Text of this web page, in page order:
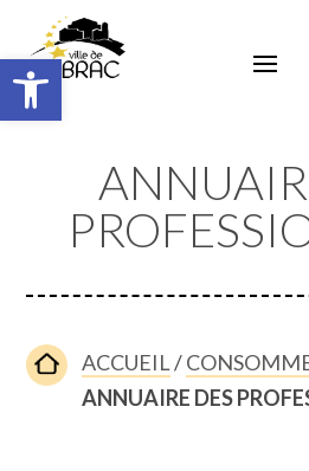
Ouvrir la barre d’outils
ACCUEIL/
ANNUAIRE DES